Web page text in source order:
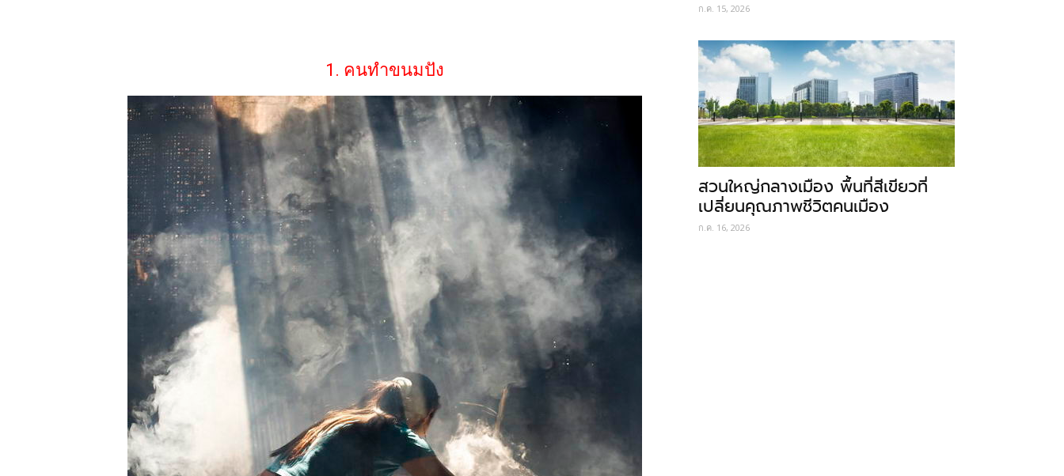
1. คนทำขนมปัง
ก.ค. 15, 2026
สวนใหญ่กลางเมือง พื้นที่สีเขียวที่
เปลี่ยนคุณภาพชีวิตคนเมือง
ก.ค. 16, 2026